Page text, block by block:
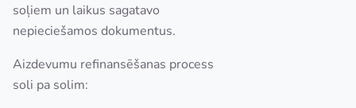
soļiem un laikus sagatavo
nepieciešamos dokumentus.
Aizdevumu refinansēšanas process
soli pa solim: